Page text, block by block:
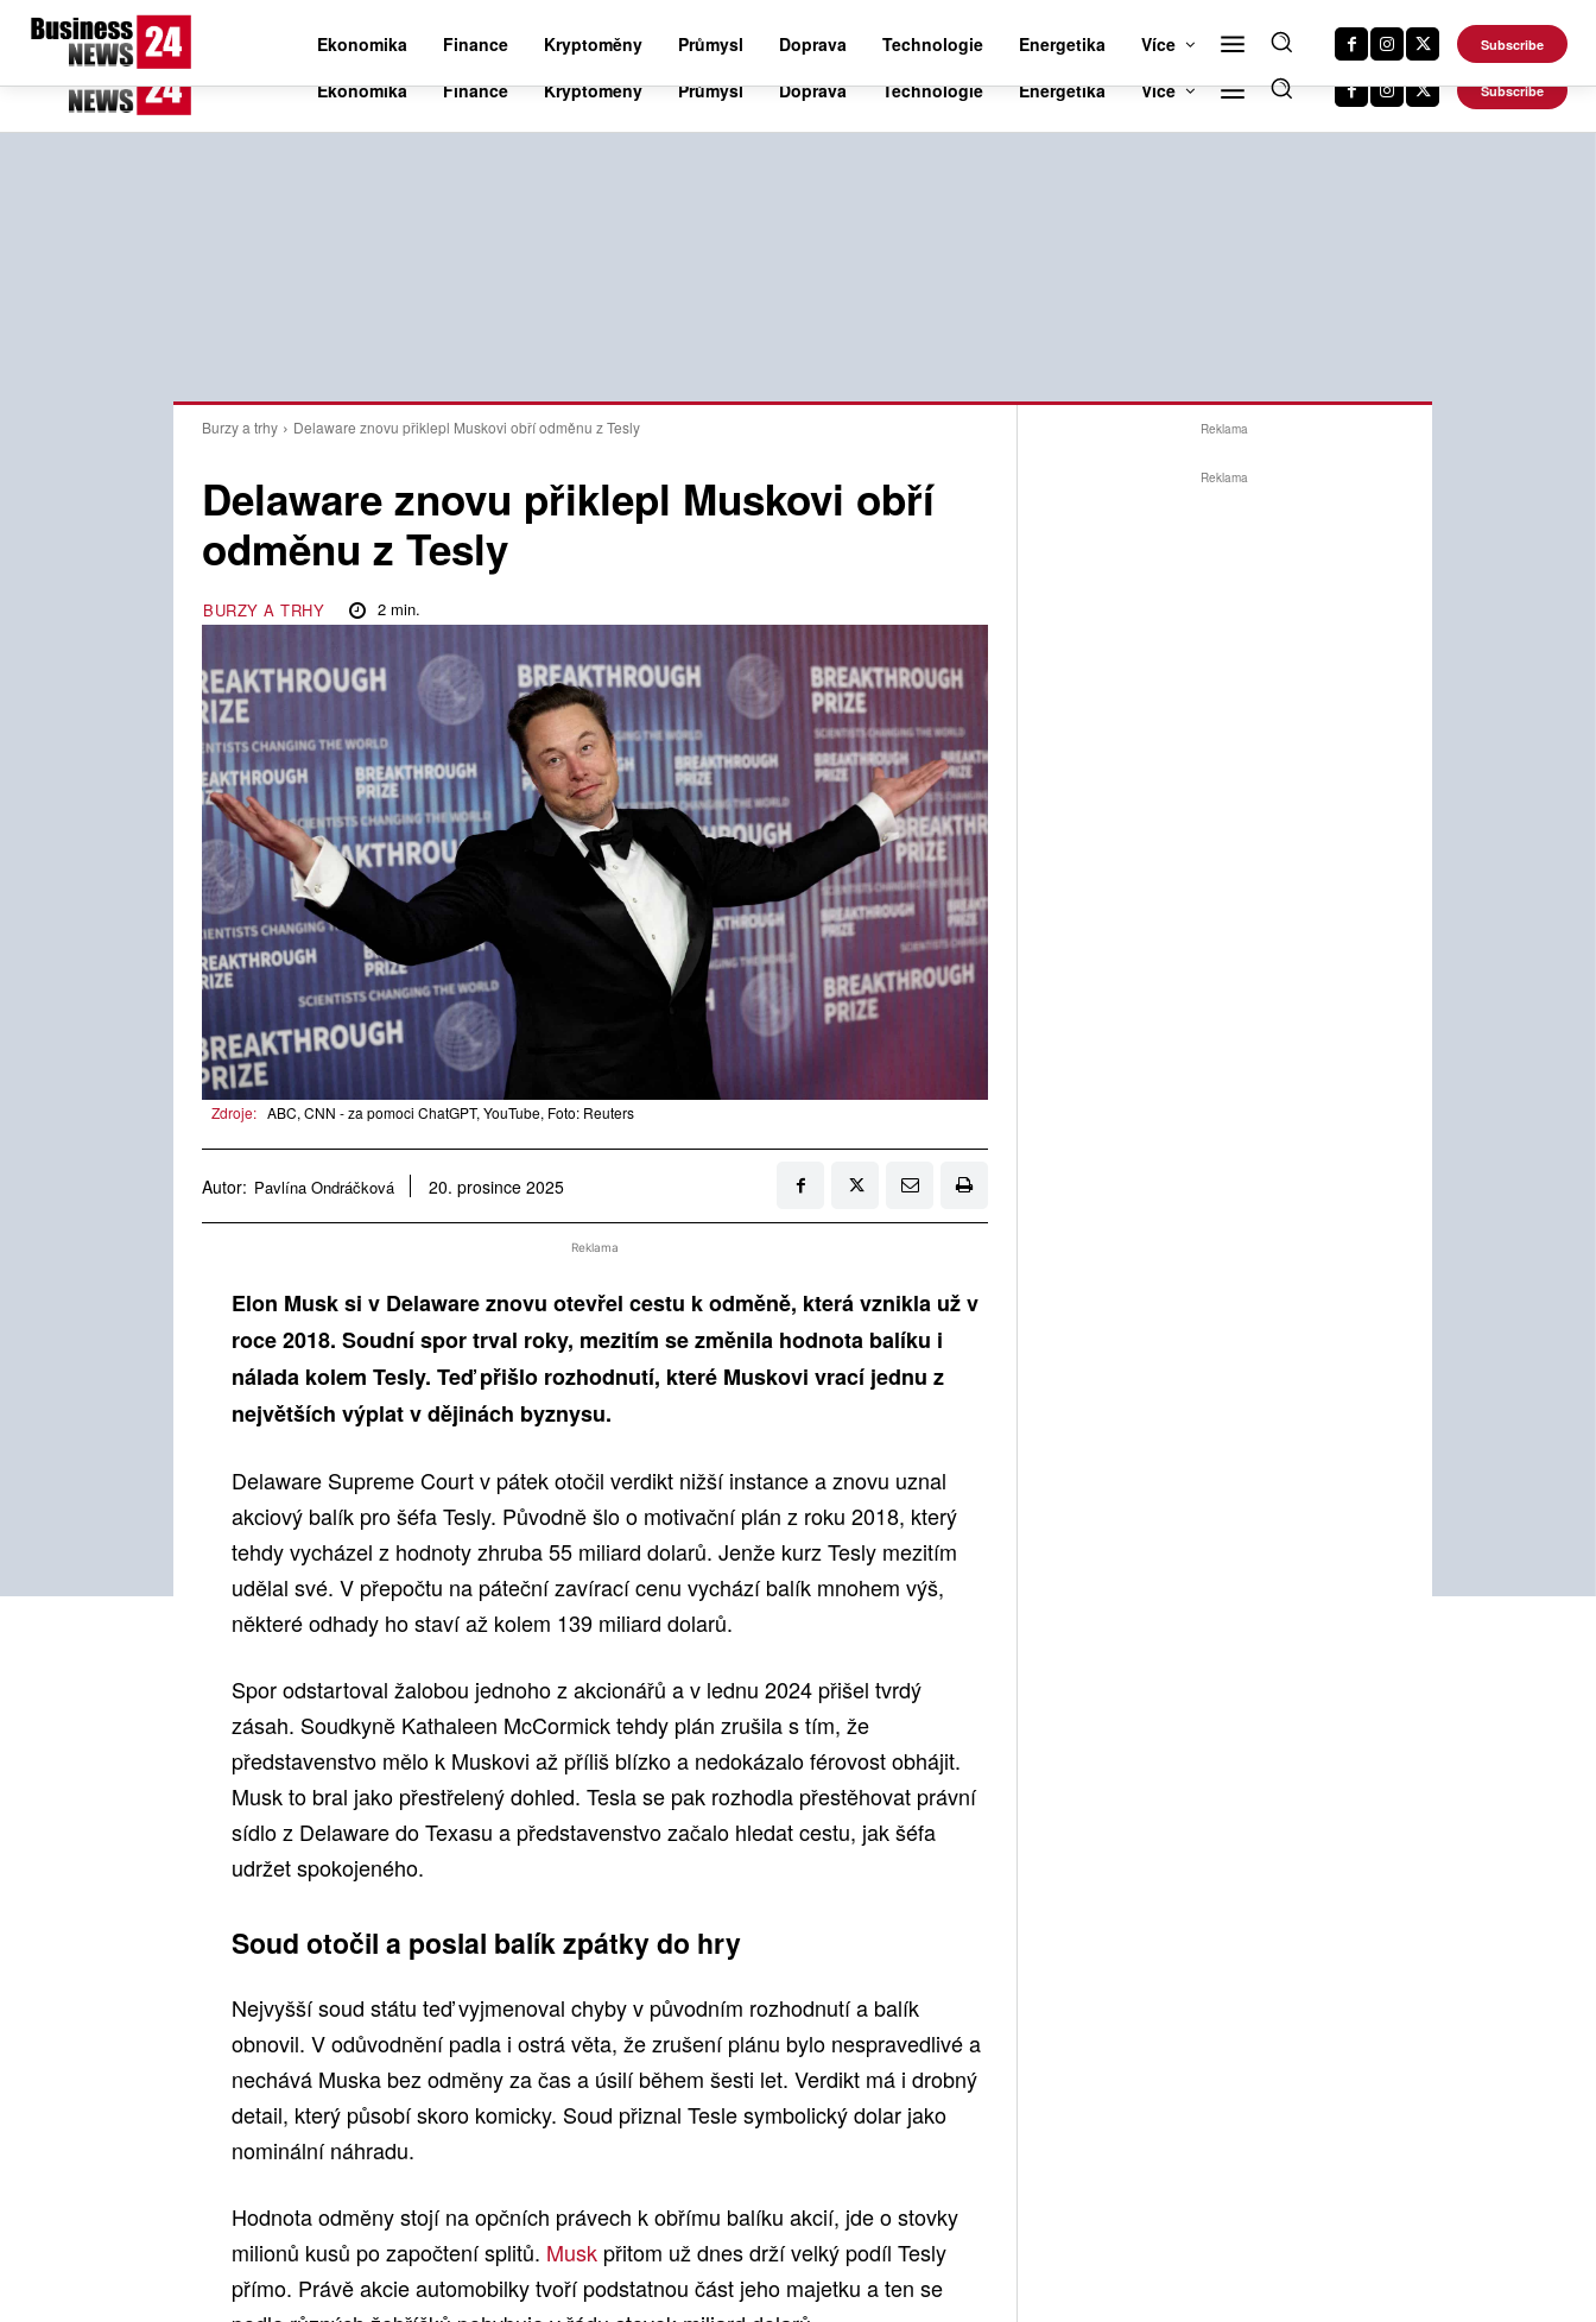
19.6 Czech
Pátek 7. srpna 2026 DALŠÍ WEBY
Ekonomika Finance Kryptoměny Průmysl Doprava Technologie Energetika Více Subscribe
Burzy a trhy Delaware znovu přiklepl Muskovi obří odměnu z Tesly
Delaware znovu přiklepl Muskovi obří
odměnu z Tesly
BURZY A TRHY 2 min.
Zdroje: ABC, CNN - za pomoci ChatGPT, YouTube, Foto: Reuters
Autor: Pavlína Ondráčková 20. prosince 2025
Reklama
Elon Musk si v Delaware znovu otevřel cestu k odměně, která vznikla už v
roce 2018. Soudní spor trval roky, mezitím se změnila hodnota balíku i
nálada kolem Tesly. Teď přišlo rozhodnutí, které Muskovi vrací jednu z
největších výplat v dějinách byznysu.
Delaware Supreme Court v pátek otočil verdikt nižší instance a znovu uznal
akciový balík pro šéfa Tesly. Původně šlo o motivační plán z roku 2018, který
tehdy vycházel z hodnoty zhruba 55 miliard dolarů. Jenže kurz Tesly mezitím
udělal své. V přepočtu na páteční zavírací cenu vychází balík mnohem výš,
některé odhady ho staví až kolem 139 miliard dolarů.
Spor odstartoval žalobou jednoho z akcionářů a v lednu 2024 přišel tvrdý
zásah. Soudkyně Kathaleen McCormick tehdy plán zrušila s tím, že
představenstvo mělo k Muskovi až příliš blízko a nedokázalo férovost obhájit.
Musk to bral jako přestřelený dohled. Tesla se pak rozhodla přestěhovat právní
sídlo z Delaware do Texasu a představenstvo začalo hledat cestu, jak šéfa
udržet spokojeného.
Soud otočil a poslal balík zpátky do hry
Nejvyšší soud státu teď vyjmenoval chyby v původním rozhodnutí a balík
obnovil. V odůvodnění padla i ostrá věta, že zrušení plánu bylo nespravedlivé a
nechává Muska bez odměny za čas a úsilí během šesti let. Verdikt má i drobný
detail, který působí skoro komicky. Soud přiznal Tesle symbolický dolar jako
nominální náhradu.
Hodnota odměny stojí na opčních právech k obřímu balíku akcií, jde o stovky
milionů kusů po započtení splitů. Musk přitom už dnes drží velký podíl Tesly
přímo. Právě akcie automobilky tvoří podstatnou část jeho majetku a ten se
Reklama
Reklama